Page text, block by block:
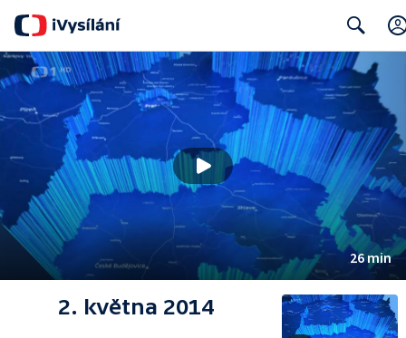
Search
26 min
2. května 2014